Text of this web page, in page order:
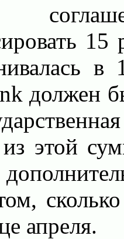
15
должен
из этой
апреля.